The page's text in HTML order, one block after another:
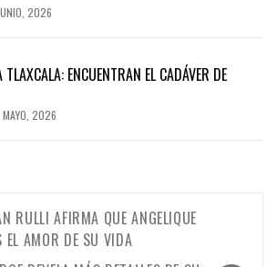
2026
ENCUENTRAN EL CADÁVER DE
MAYO, 2026
RULLI AFIRMA QUE ANGELIQUE
EL AMOR DE SU VIDA